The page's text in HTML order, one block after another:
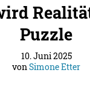
Puzzle
10. Juni 2025
vonSimone Etter